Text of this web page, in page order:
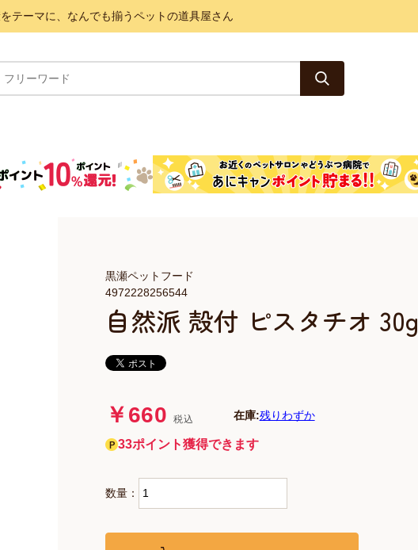
テーマに、なんでも揃うペットの道具屋さん
自然派 殻付 ピスタチオ 30g
4972228256544
黒瀬ペットフード
￥660 税込 在庫:残りわずか
33ポイント獲得できます
数量：